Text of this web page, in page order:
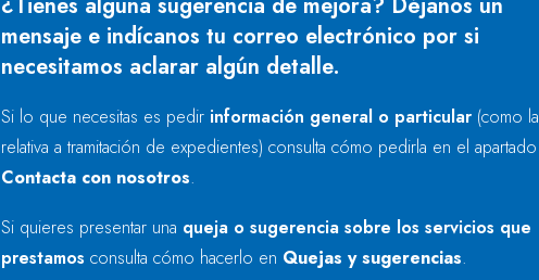
mensaje e indícanos tu correo electrónico por si
necesitamos aclarar algún detalle.
Si lo que necesitas es pedir información general o particular (como la
relativa a tramitación de expedientes) consulta cómo pedirla en el apartado
Contacta con nosotros.
Si quieres presentar una queja o sugerencia sobre los servicios que
prestamos consulta cómo hacerlo en Quejas y sugerencias.